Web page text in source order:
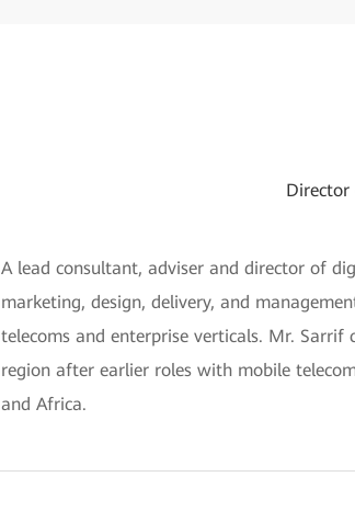
A lead consultant, adviser and director of
marketing, design, delivery, and
telecoms and enterprise verticals. Mr.
region after earlier roles with mobile
and Africa.